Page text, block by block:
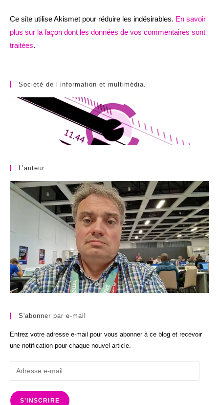
Ce site utilise Akismet pour réduire les indésirables. En savoir
plus sur la façon dont les données de vos commentaires sont
traitées.
Société de l’information et multimédia.
L’auteur
S'abonner par e-mail
Entrez votre adresse e-mail pour vous abonner à ce blog et recevoir
une notification pour chaque nouvel article.
e-
mail
S'INSCRIRE